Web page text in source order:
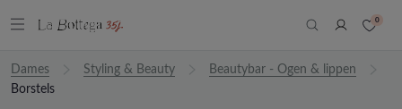
0
Dames Styling & Beauty
Beautybar - Ogen & lippen
Borstels